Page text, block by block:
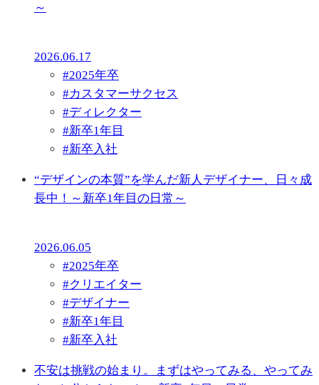
～
2026.06.17
#2025年卒
#カスタマーサクセス
#ディレクター
#新卒1年目
#新卒入社
“デザインの本質”を学んだ新人デザイナー、日々成
長中！～新卒1年目の日常～
2026.06.05
#2025年卒
#クリエイター
#デザイナー
#新卒1年目
#新卒入社
不安は挑戦の始まり。まずはやってみる、やってみ